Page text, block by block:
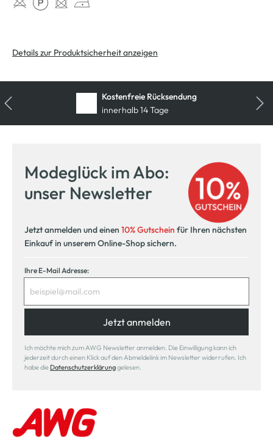
Details zur Produktsicherheit anzeigen
Kostenfreie Rücksendung
innerhalb 14 Tage
Modeglück im Abo:
unser Newsletter
Jetzt anmelden und einen 10% Gutschein für Ihren nächsten
Einkauf in unserem Online-Shop sichern.
Ihre E-Mail Adresse:
Jetzt anmelden
Ich möchte mich zum AWG Newsletter anmelden. Die Einwilligung kann ich
jederzeit durch einen Klick auf den Abmeldelink im Newsletter widerrufen. Ich
habe die Datenschutzerklärunggelesen.